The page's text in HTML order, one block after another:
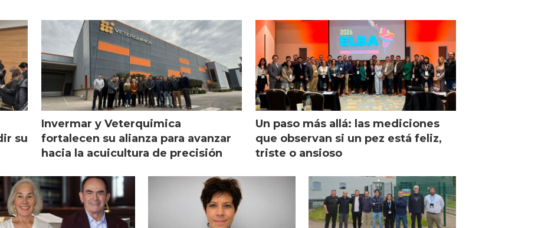
su
Invermar y Veterquimica
fortalecen su alianza para avanzar
hacia la acuicultura de precisión
Un paso más allá: las mediciones
que observan si un pez está feliz,
triste o ansioso